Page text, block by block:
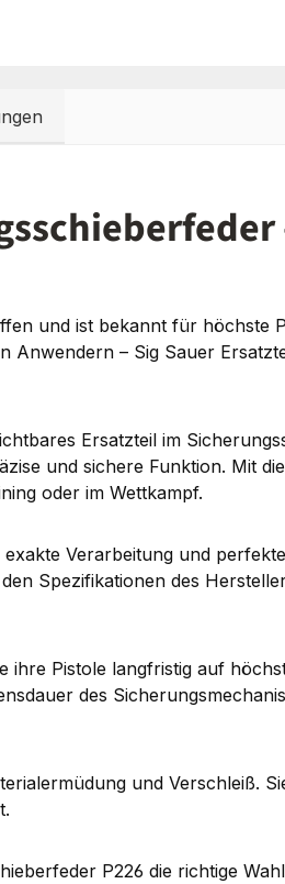
und ist bekannt für höchste
– Sig Sauer
Ersatzteil im
und sichere Funktion. Mit
oder im Wettkampf.
Verarbeitung und
Spezifikationen des
Pistole langfristig auf
des
und Verschleiß.
P226 die richtige